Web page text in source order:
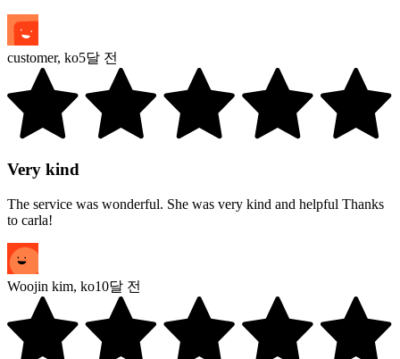
customer, ko5달 전
Very kind
The service was wonderful. She was very kind and helpful Thanks
to carla!
Woojin kim, ko10달 전